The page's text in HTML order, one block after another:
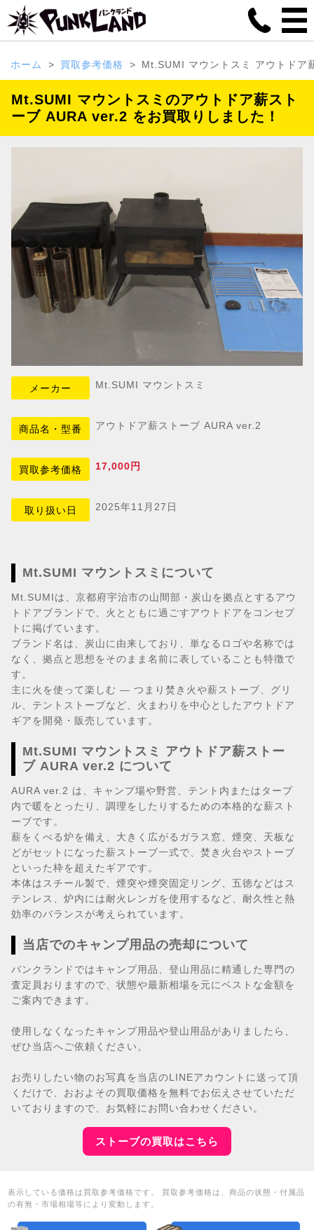
ホーム 買取参考価格 Mt.SUMI マウントスミ アウトド
Mt.SUMI マウントスミのアウトドア薪スト
ーブ AURA ver.2 をお買取りしました！
メーカー Mt.SUMI マウントスミ
商品名・型番 アウトドア薪ストーブ AURA ver.2
買取参考価格 17,000円
取り扱い日 2025年11月27日
Mt.SUMI マウントスミについて
Mt.SUMIは、京都府宇治市の山間部・炭山を拠点とするアウ
トドアブランドで、火とともに過ごすアウトドアをコンセプ
トに掲げています。
ブランド名は、炭山に由来しており、単なるロゴや名称では
なく、拠点と思想をそのまま名前に表していることも特徴で
す。
主に火を使って楽しむ — つまり焚き火や薪ストーブ、グリ
ル、テントストーブなど、火まわりを中心としたアウトドア
ギアを開発・販売しています。
Mt.SUMI マウントスミ アウトドア薪ストー
ブ AURA ver.2 について
AURA ver.2 は、キャンプ場や野営、テント内またはタープ
内で暖をとったり、調理をしたりするための本格的な薪スト
ーブです。
薪をくべる炉を備え、大きく広がるガラス窓、煙突、天板な
どがセットになった薪ストーブ一式で、焚き火台やストーブ
といった枠を超えたギアです。
本体はスチール製で、煙突や煙突固定リング、五徳などはス
テンレス、炉内には耐火レンガを使用するなど、耐久性と熱
効率のバランスが考えられています。
当店でのキャンプ用品の売却について
パンクランドではキャンプ用品、登山用品に精通した専門の
査定員おりますので、状態や最新相場を元にベストな金額を
ご案内できます。
使用しなくなったキャンプ用品や登山用品がありましたら、
ぜひ当店へご依頼ください。
お売りしたい物のお写真を当店のLINEアカウントに送って頂
くだけで、おおよその買取価格を無料でお伝えさせていただ
いておりますので、お気軽にお問い合わせください。
ストーブの買取はこちら
表示している価格は買取参考価格です。 買取参考価格は、商品の状態・付属品
の有無・市場相場等により変動します。